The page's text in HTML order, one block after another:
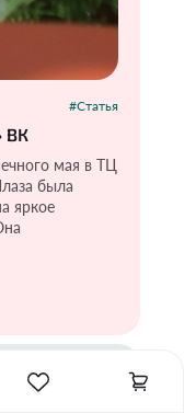
#Статья
ВК
мая в ТЦ
была
яркое
и